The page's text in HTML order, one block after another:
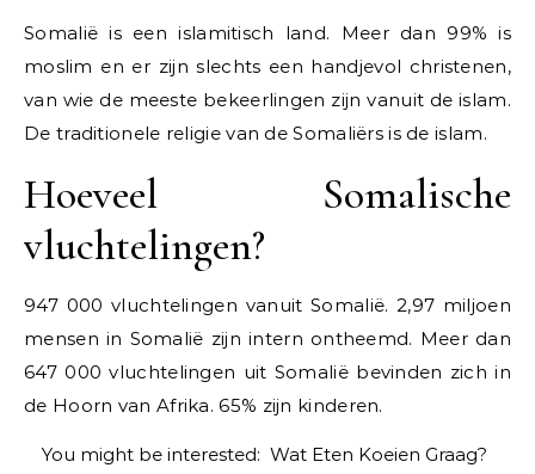
Somalië is een islamitisch land. Meer dan 99% is
moslim en er zijn slechts een handjevol christenen,
van wie de meeste bekeerlingen zijn vanuit de islam.
De traditionele religie van de Somaliërs is de islam.
Hoeveel Somalische
vluchtelingen?
947 000 vluchtelingen vanuit Somalië. 2,97 miljoen
mensen in Somalië zijn intern ontheemd. Meer dan
647 000 vluchtelingen uit Somalië bevinden zich in
de Hoorn van Afrika. 65% zijn kinderen.
You might be interested: Wat Eten Koeien Graag?